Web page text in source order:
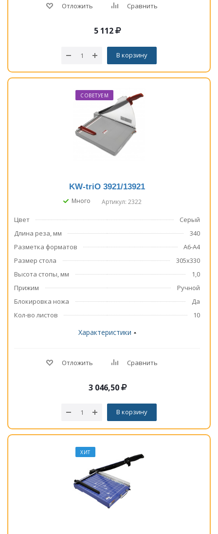
Отложить Сравнить
5 112
В корзину
СОВЕТУЕМ
KW-triO 3921/13921
Много Артикул: 2322
Цвет
Серый
Длина реза, мм
340
Разметка форматов
А6-А4
Размер стола
305х330
Высота стопы, мм
1,0
Прижим
Ручной
Блокировка ножа
Да
Кол-во листов
10
Характеристики
Отложить Сравнить
3 046,50
В корзину
ХИТ